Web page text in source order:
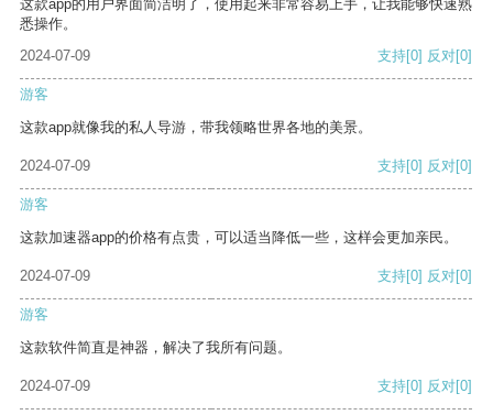
这款app的用户界面简洁明了，使用起来非常容易上手，让我能够快速熟
悉操作。
2024-07-09
支持[0] 反对[0]
游客
这款app就像我的私人导游，带我领略世界各地的美景。
2024-07-09 支持[0] 反对[0]
游客
这款加速器app的价格有点贵，可以适当降低一些，这样会更加亲民。
2024-07-09 支持[0] 反对[0]
游客
这款软件简直是神器，解决了我所有问题。
2024-07-09 支持[0] 反对[0]